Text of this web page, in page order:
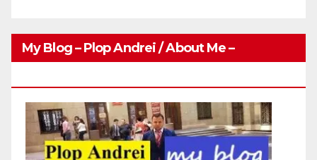
My Blog – Plop Andrei / About Me –